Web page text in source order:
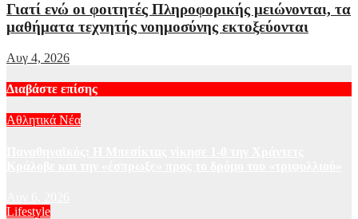
Γιατί ενώ οι φοιτητές Πληροφορικής μειώνονται, τα
μαθήματα τεχνητής νοημοσύνης εκτοξεύονται
Αυγ 4, 2026
Διαβάστε επίσης
Αθλητικά Νέα
Lifestyle